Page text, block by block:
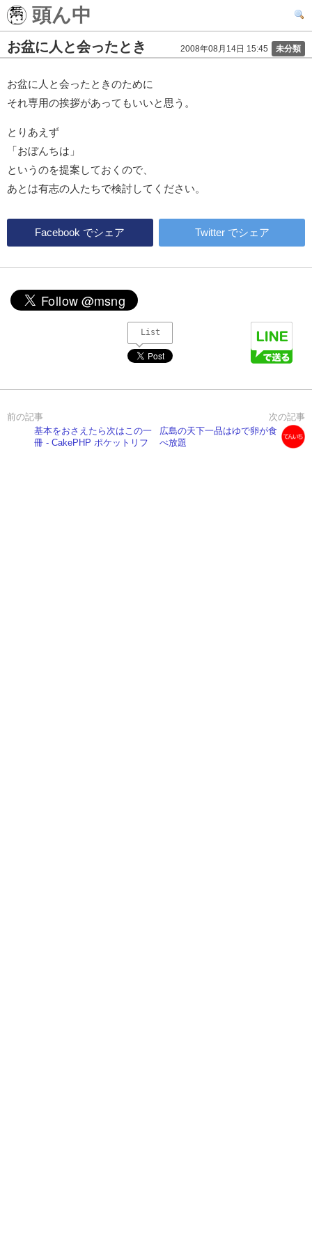
頭ん中
お盆に人と会ったとき 2008年08月14日 15:45 未分類
お盆に人と会ったときのために
それ専用の挨拶があってもいいと思う。
とりあえず
「おぼんちは」
というのを提案しておくので、
あとは有志の人たちで検討してください。
Facebook でシェア Twitterでシェア
List
基本をおさえたら次はこの一
冊 - CakePHP ポケットリフ
広島の天下一品はゆで卵が食
べ放題